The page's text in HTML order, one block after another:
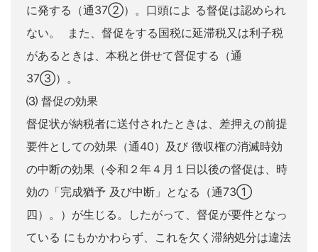
に発する（通37②）。口頭によ る督促は認められ
ない。 また、督促をする国税に延滞税又は利子税
があるときは、本税と併せて督促する（通
37③）。
⑶ 督促の効果
督促状が納税者に送付されたときは、差押えの前提
要件としての効果（通40）及び 徴収権の消滅時効
の中断の効果（令和２年４月１日以後の督促は、時
効の「完成猶予 及び中断」となる（通73①
四）。）が生じる。したがって、督促が要件となっ
ている にもかかわらず、これを欠く滞納処分は違法